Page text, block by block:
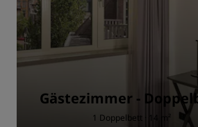
Gästezimmer -
1 Doppelbett · 14 m²